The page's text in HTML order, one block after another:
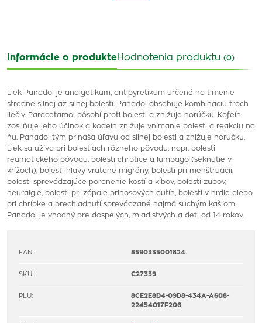
Informácie o produkteHodnotenia produktu (0)
Liek Panadol je analgetikum, antipyretikum určené na tlmenie
stredne silnej až silnej bolesti. Panadol obsahuje kombináciu troch
liečiv. Paracetamol pôsobí proti bolesti a znižuje horúčku. Kofeín
zosilňuje jeho účinok a kodeín znižuje vnímanie bolesti a reakciu na
ňu. Panadol tým prináša úľavu od silnej bolesti a znižuje horúčku.
Liek sa užíva pri bolestiach rôzneho pôvodu, napr. bolesti
reumatického pôvodu, bolesti chrbtice a lumbago (seknutie v
krížoch), bolesti hlavy vrátane migrény, bolesti pri menštruácii,
bolesti sprevádzajúce poranenie kostí a kĺbov, bolesti zubov,
neuralgie, bolesti pri zápale prinosových dutín, bolesti v hrdle alebo
pri chrípke a prechladnutí sprevádzané najmä suchým kašľom.
Panadol je vhodný pre dospelých, mladistvých a deti od 14 rokov.
EAN: 8590335001824
SKU: C27339
PLU:
8CE2E8D4-09D8-434A-A608-
22454017F206